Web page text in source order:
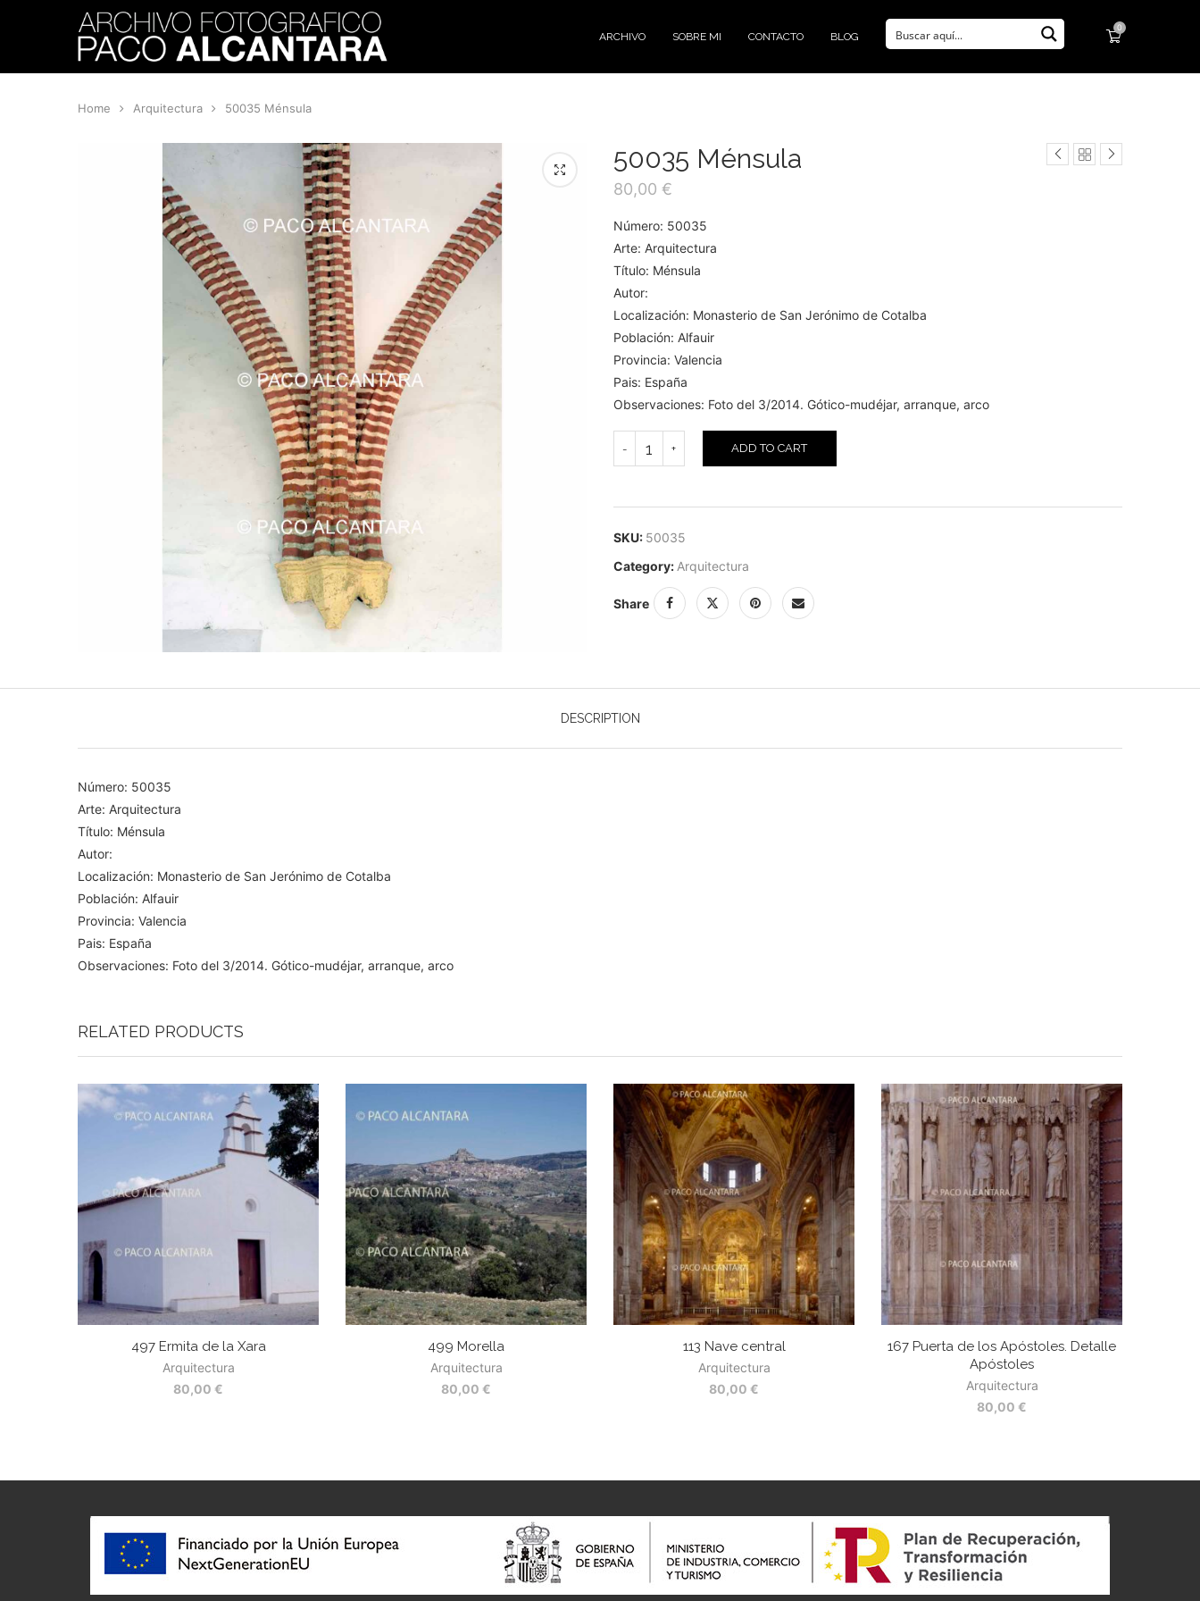
ARCHIVO SOBRE MI CONTACTO BLOG
0
Home Arquitectura 50035 Ménsula
50035 Ménsula
80,00 €
Número: 50035
Arte: Arquitectura
Título: Ménsula
Autor:
Localización: Monasterio de San Jerónimo de Cotalba
Población: Alfauir
Provincia: Valencia
Pais: España
Observaciones: Foto del 3/2014. Gótico-mudéjar, arranque, arco
ADD TO CART
SKU: 50035
Category: Arquitectura
Share
DESCRIPTION
Número: 50035
Arte: Arquitectura
Título: Ménsula
Autor:
Localización: Monasterio de San Jerónimo de Cotalba
Población: Alfauir
Provincia: Valencia
Pais: España
Observaciones: Foto del 3/2014. Gótico-mudéjar, arranque, arco
RELATED PRODUCTS
497 Ermita de la Xara
Arquitectura
80,00 €
499 Morella
Arquitectura
80,00 €
113 Nave central
Arquitectura
80,00 €
167 Puerta de los Apóstoles. Detalle
Apóstoles
Arquitectura
80,00 €